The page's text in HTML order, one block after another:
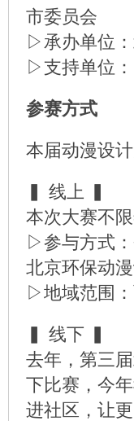
市委员会
▷承办单位
▷支持单位
参赛方式
本届动漫设
▍ 线上 ▍
本次大赛不
▷参与方式
北京环保动
▷地域范围
▍ 线下 ▍
去年，第三
下比赛，今
进社区，让